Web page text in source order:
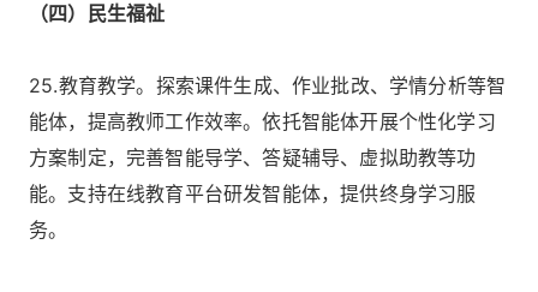
（四）民生福祉
25.教育教学。探索课件生成、作业批改、学情分析等智
能体，提高教师工作效率。依托智能体开展个性化学习
方案制定，完善智能导学、答疑辅导、虚拟助教等功
能。支持在线教育平台研发智能体，提供终身学习服
务。